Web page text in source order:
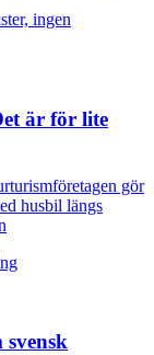
är för lite
gör
husbil längs